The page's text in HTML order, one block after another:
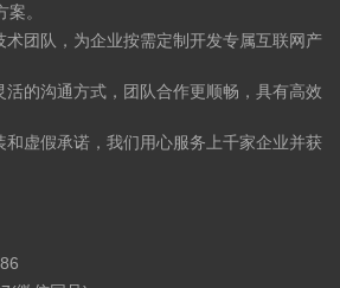
。
术团队，为企业按需定制开发专属互联网产
活的沟通方式，团队合作更顺畅，具有高效
和虚假承诺，我们用心服务上千家企业并获